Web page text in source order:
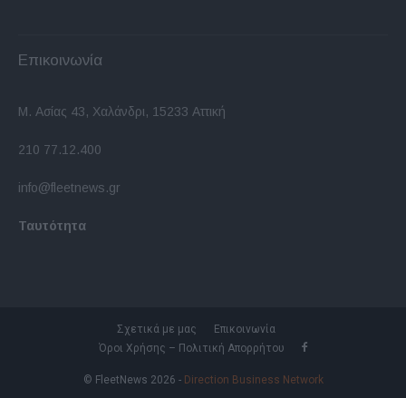
Επικοινωνία
Μ. Ασίας 43, Χαλάνδρι, 15233 Αττική
210 77.12.400
info@fleetnews.gr
Ταυτότητα
Σχετικά με μας
Επικοινωνία
Όροι Χρήσης – Πολιτική Απορρήτου
© FleetNews 2026 - Direction Business Network